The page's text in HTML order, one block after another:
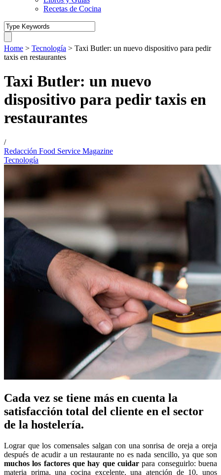
Recetas de Cocina
Home > Tecnología > Taxi Butler: un nuevo dispositivo para pedir
taxis en restaurantes
Taxi Butler: un nuevo
dispositivo para pedir taxis en
restaurantes
/
Redacción Food Service Magazine
Tecnología
Cada vez se tiene más en cuenta la
satisfacción total del cliente en el sector
de la hostelería.
Lograr que los comensales salgan con una sonrisa de oreja a oreja
después de acudir a un restaurante no es nada sencillo, ya que son
muchos los factores que hay que cuidarpara conseguirlo: buena
materia prima, una cocina excelente, una atención de 10, unos